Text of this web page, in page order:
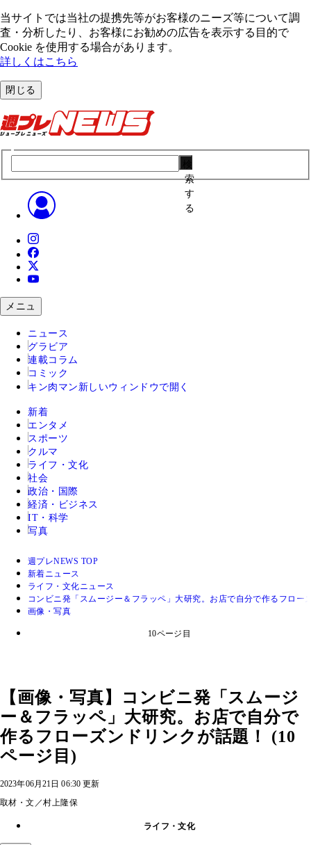
当サイトでは当社の提携先等がお客様のニーズ等について調
査・分析したり、お客様にお勧めの広告を表⽰する⽬的で
Cookie を使⽤する場合があります。
詳しくはこちら
閉じる
索
す
る
メニュ
ニュース
グラビア
連載コラム
コミック
キン肉マン 新しいウィンドウで開く
新着
エンタメ
スポーツ
クルマ
ライフ・文化
社会
政治・国際
経済・ビジネス
IT・科学
写真
週プレNEWS TOP
新着ニュース
ライフ・文化ニュース
コンビニ発「スムージー＆フラッペ」大研究。お店で自分で作るフロー
画像・写真
10ページ目
【画像・写真】コンビニ発「スムージ
ー＆フラッペ」大研究。お店で自分で
作るフローズンドリンクが話題！ (10
ページ目)
2023年06月21日 06:30 更新
取材・文／村上隆保
ライフ・文化